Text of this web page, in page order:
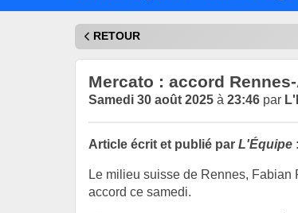
RETOUR
Mercato : accord
Samedi 30 août 2025 à 23:46 par
Article écrit et publié par L'Équipe :
Le milieu suisse de Rennes, Fabian
accord ce samedi.